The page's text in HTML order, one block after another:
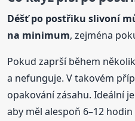
Déšť po postřiku slivoní
na minimum, zejména
Pokud zaprší během
a nefunguje. V takovém
opakování zásahu. Ideální
aby měl alespoň 6–12